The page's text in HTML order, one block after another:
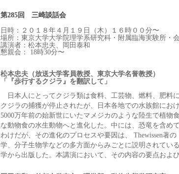
第285回　三崎談話会
日時：２０１８年４月１９日（木）１６時００分〜
場所：東京大学大学院理学系研究科・附属臨海実験所・
講演者：松本忠夫、岡田泰和
懇親会： 18時30分〜
松本忠夫（放送大学客員教授、東京大学名誉教授）
「『歩行するクジラ』を翻訳して」
日本人にとってクジラ類は食料、工芸物、燃料、肥料
クジラの捕獲が停止されたが、日本各地での水族館にお
5000万年前の始新世にいたマメジカのような陸生で植物
な動物食の水生動物へと進化した。中には、恐竜を含め
わけだが、その進化のプロセスや要因は、 Thewissen著
学、分子生物学などの多方面からみごとに説明されてい
学から出版した。本講演において、その内容の要点およ